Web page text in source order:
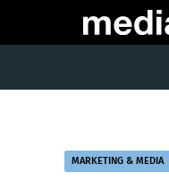
MARKETING & MEDIA